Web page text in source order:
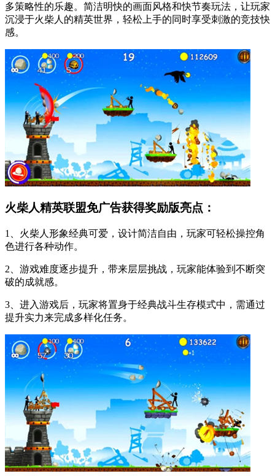
多策略性的乐趣。简洁明快的画面风格和快节奏玩法，让玩家
沉浸于火柴人的精英世界，轻松上手的同时享受刺激的竞技快
感。
火柴人精英联盟免广告获得奖励版亮点：
1、火柴人形象经典可爱，设计简洁自由，玩家可轻松操控角
色进行各种动作。
2、游戏难度逐步提升，带来层层挑战，玩家能体验到不断突
破的成就感。
3、进入游戏后，玩家将置身于经典战斗生存模式中，需通过
提升实力来完成多样化任务。